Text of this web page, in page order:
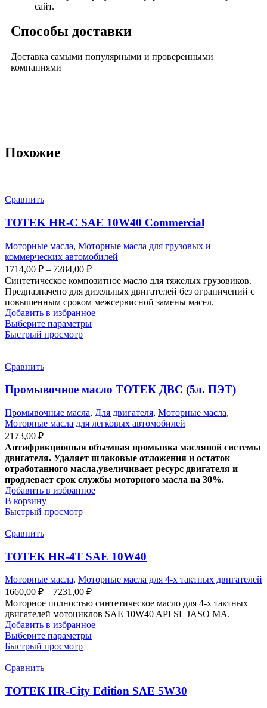
сайт.
Способы доставки
Доставка самыми популярными и проверенными
компаниями
Похожие
Сравнить
TOTEK HR-C SAE 10W40 Commercial
Моторные масла, Моторные масла для грузовых и
коммерческих автомобилей
1714,00 ₽ – 7284,00 ₽
Синтетическое композитное масло для тяжелых грузовиков.
Предназначено для дизельных двигателей без ограничений с
повышенным сроком межсервисной замены масел.
Добавить в избранное
Выберите параметры
Быстрый просмотр
Сравнить
Промывочное масло ТОТЕК ДВС (5л. ПЭТ)
Промывочные масла, Для двигателя, Моторные масла,
Моторные масла для легковых автомобилей
2173,00 ₽
Антифрикционная объемная промывка масляной системы
двигателя. Удаляет шлаковые отложения и остаток
отработанного масла,увеличивает ресурс двигателя и
продлевает срок службы моторного масла на 30%.
Добавить в избранное
В корзину
Быстрый просмотр
Сравнить
ТОТЕК HR-4T SAE 10W40
Моторные масла, Моторные масла для 4-х тактных двигателей
1660,00 ₽ – 7231,00 ₽
Моторное полностью синтетическое масло для 4-х тактных
двигателей мотоциклов SAE 10W40 API SL JASO MA.
Добавить в избранное
Выберите параметры
Быстрый просмотр
Сравнить
ТОТЕК HR-City Edition SAE 5W30